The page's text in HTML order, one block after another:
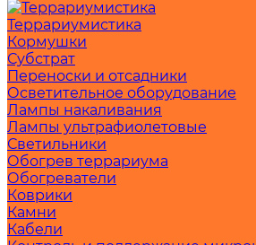
Террариумистика
Кормушки
Субстрат
Переноски и отсадники
Осветительное оборудование
Лампы накаливания
Лампы ультрафиолетовые
Светильники
Обогрев террариума
Обогреватели
Коврики
Камни
Кабели